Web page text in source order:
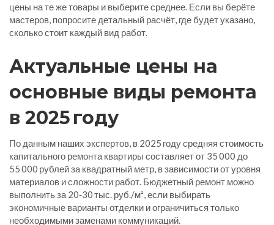
цены на те же товары и выберите среднее. Если вы берёте
мастеров, попросите детальный расчёт, где будет указано,
сколько стоит каждый вид работ.
Актуальные цены на
основные виды ремонта
в 2025 году
По данным наших экспертов, в 2025 году средняя стоимость
капитального ремонта квартиры составляет от 35 000 до
55 000 рублей за квадратный метр, в зависимости от уровня
материалов и сложности работ. Бюджетный ремонт можно
выполнить за 20‑30 тыс. руб./м², если выбирать
экономичные варианты отделки и ограничиться только
необходимыми заменами коммуникаций.